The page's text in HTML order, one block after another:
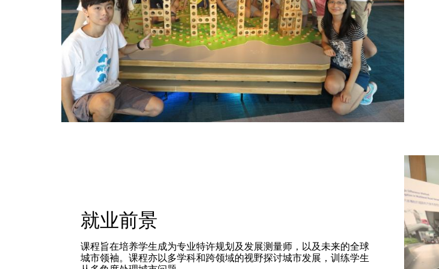
就业前景
课程旨在培养学生成为专业特许规划及发展测量师，以及未来的全球
城市领袖。课程亦以多学科和跨领域的视野探讨城市发展，训练学生